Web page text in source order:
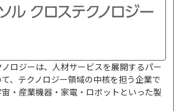
ロジーは、人材サービスを展開するパー
、テクノロジー領域の中核を担う企業で
・産業機器・家電・ロボットといった製